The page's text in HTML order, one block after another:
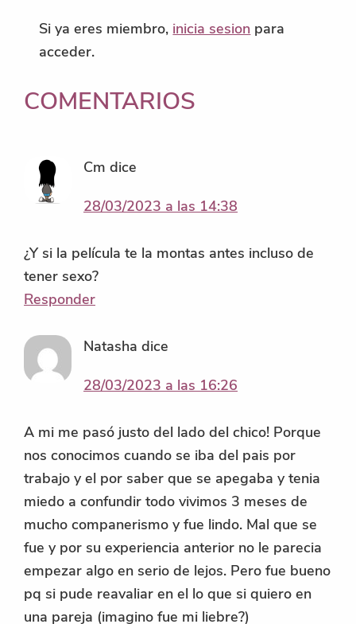
Si ya eres miembro, inicia sesion para
acceder.
INTERACCIONES
LOS
LECTORES
COMENTARIOS
Cm dice
28/03/2023 a las 14:38
¿Y si la película te la montas antes incluso de
tener sexo?
Responder
Natasha dice
28/03/2023 a las 16:26
A mi me pasó justo del lado del chico! Porque
nos conocimos cuando se iba del pais por
trabajo y el por saber que se apegaba y tenia
miedo a confundir todo vivimos 3 meses de
mucho companerismo y fue lindo. Mal que se
fue y por su experiencia anterior no le parecia
empezar algo en serio de lejos. Pero fue bueno
pq si pude reavaliar en el lo que si quiero en
una pareja (imagino fue mi liebre?)